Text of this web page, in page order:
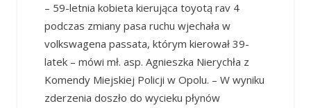
– 59-letnia kobieta kierująca toyotą rav 4
podczas zmiany pasa ruchu wjechała w
volkswagena passata, którym kierował 39-
latek – mówi mł. asp. Agnieszka Nierychła z
Komendy Miejskiej Policji w Opolu. – W wyniku
zderzenia doszło do wycieku płynów